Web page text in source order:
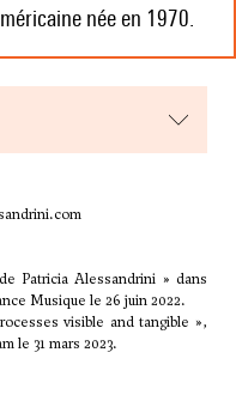
née en 1970.
de Patricia Alessandrini » dans
Musique le 26 juin 2022.
visible and tangible »,
le 31 mars 2023.